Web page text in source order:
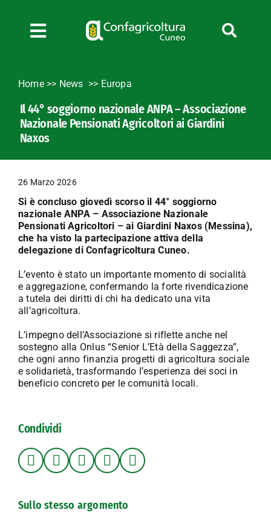
contenuto
Toggle
News
Bandi
Formazione
Convenzioni
L’Agricoltore cuneese
Fotogallery
Lavora con noi
Home>> News Europa
Il 44° soggiorno nazionale ANPA – Associazione
Nazionale Pensionati Agricoltori ai Giardini
Naxos
26 Marzo 2026
Si è concluso giovedì scorso il 44° soggiorno
nazionale ANPA – Associazione Nazionale
Pensionati Agricoltori – ai Giardini Naxos (Messina),
che ha visto la partecipazione attiva della
delegazione di Confagricoltura Cuneo.
L’evento è stato un importante momento di socialità
e aggregazione, confermando la forte rivendicazione
a tutela dei diritti di chi ha dedicato una vita
all’agricoltura.
L’impegno dell’Associazione si riflette anche nel
sostegno alla Onlus “Senior L’Età della Saggezza”,
che ogni anno finanzia progetti di agricoltura sociale
e solidarietà, trasformando l’esperienza dei soci in
beneficio concreto per le comunità locali.
Condividi
Sullo stesso argomento